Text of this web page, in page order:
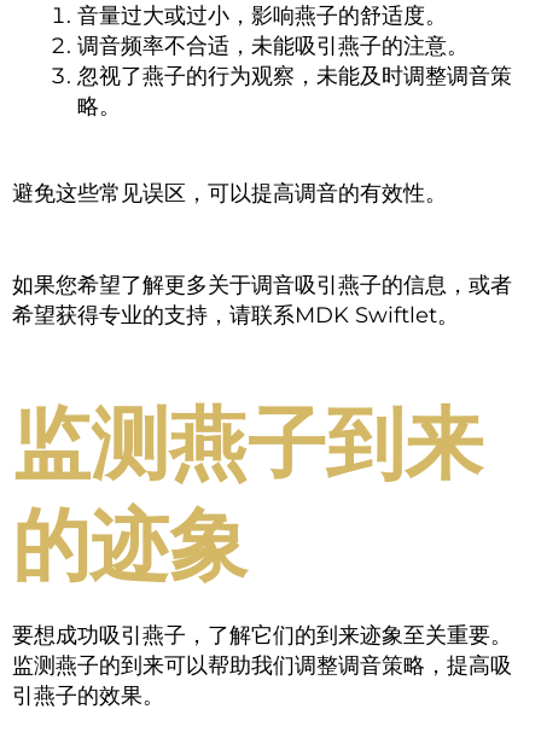
音量过大或过小，影响燕子的舒适度。
调音频率不合适，未能吸引燕子的注意。
忽视了燕子的行为观察，未能及时调整调音策
略。
避免这些常见误区，可以提高调音的有效性。
如果您希望了解更多关于调音吸引燕子的信息，或者
希望获得专业的支持，请联系MDK Swiftlet。
监测燕子到来
的迹象
要想成功吸引燕子，了解它们的到来迹象至关重要。
监测燕子的到来可以帮助我们调整调音策略，提高吸
引燕子的效果。